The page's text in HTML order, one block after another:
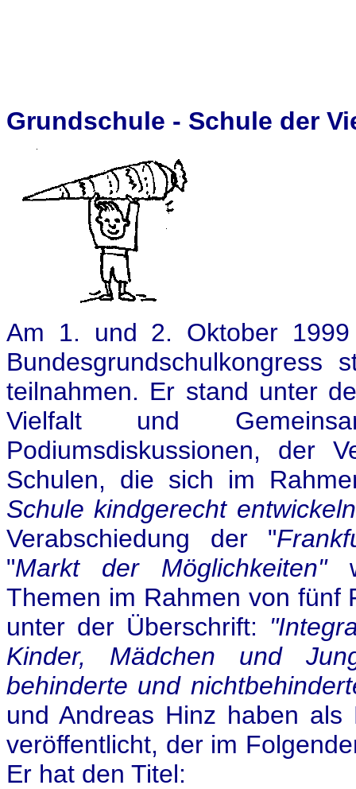
Grundschule - Schule der
Am 1. und 2. Oktober
teilnahmen. Er stand unter
Vielfalt und
Podiumsdiskussionen, der
Schulen, die sich im
Schule kindgerecht
Verabschiedung der "
"Markt der Möglichkeiten"
Themen im Rahmen von fünf
unter der Überschrift:
Kinder, Mädchen und
behinderte und
und Andreas Hinz haben als
veröffentlicht, der im
Er hat den Titel: